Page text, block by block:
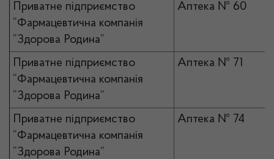
Приватне підприємство
“Фармацевтична компанія
“Здорова Родина”
Аптека № 60
Приватне підприємство
“Фармацевтична компанія
“Здорова Родина”
Аптека № 71
Приватне підприємство
“Фармацевтична компанія
“Здорова Родина”
Аптека № 74